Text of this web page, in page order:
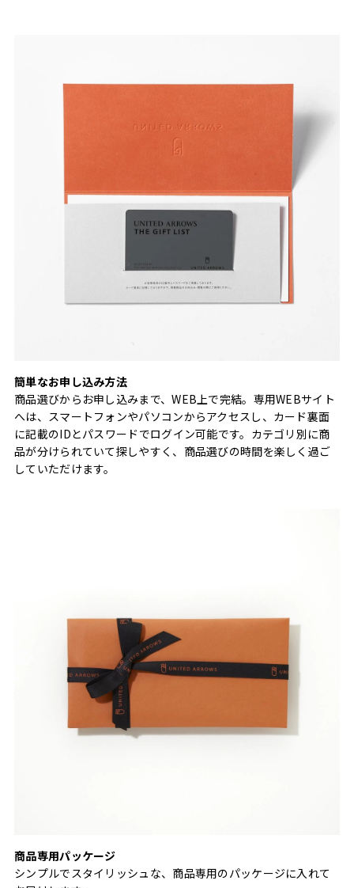
簡単なお申し込み方法
商品選びからお申し込みまで、WEB上で完結。専用WEBサイト
へは、スマートフォンやパソコンからアクセスし、カード裏面
に記載のIDとパスワードでログイン可能です。カテゴリ別に商
品が分けられていて探しやすく、商品選びの時間を楽しく過ご
していただけます。
商品専用パッケージ
シンプルでスタイリッシュな、商品専用のパッケージに入れて